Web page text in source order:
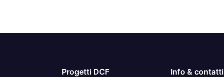
Progetti DCF Info & contatti